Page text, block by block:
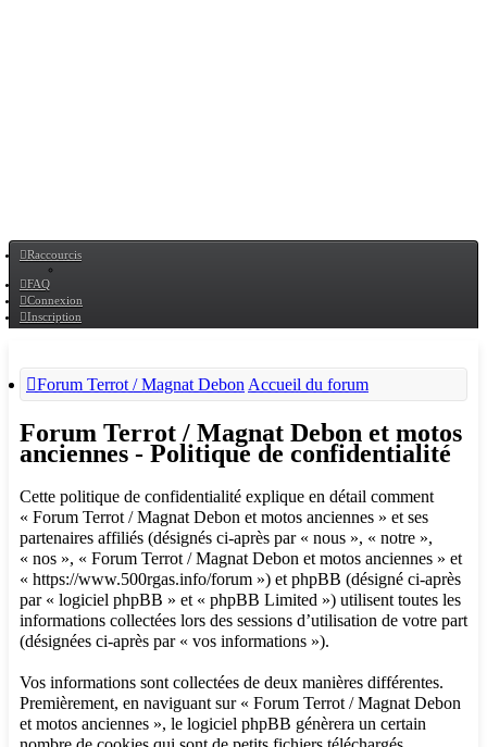
Raccourcis
FAQ
Connexion
Inscription
Forum Terrot / Magnat Debon Accueil du forum
Forum Terrot / Magnat Debon et motos
anciennes - Politique de confidentialité
Cette politique de confidentialité explique en détail comment
« Forum Terrot / Magnat Debon et motos anciennes » et ses
partenaires affiliés (désignés ci-après par « nous », « notre »,
« nos », « Forum Terrot / Magnat Debon et motos anciennes » et
« https://www.500rgas.info/forum ») et phpBB (désigné ci-après
par « logiciel phpBB » et « phpBB Limited ») utilisent toutes les
informations collectées lors des sessions d’utilisation de votre part
(désignées ci-après par « vos informations »).
Vos informations sont collectées de deux manières différentes.
Premièrement, en naviguant sur « Forum Terrot / Magnat Debon
et motos anciennes », le logiciel phpBB génèrera un certain